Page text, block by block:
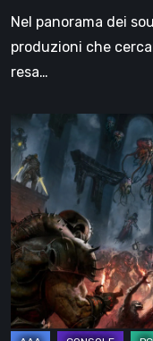
Nel panorama dei
produzioni che
resa…
DOOM:
The
Dark
Ages
–
Revelations,
la
recensione
|